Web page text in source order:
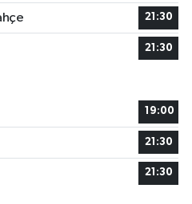
21:30
21:30
19:00
21:30
21:30